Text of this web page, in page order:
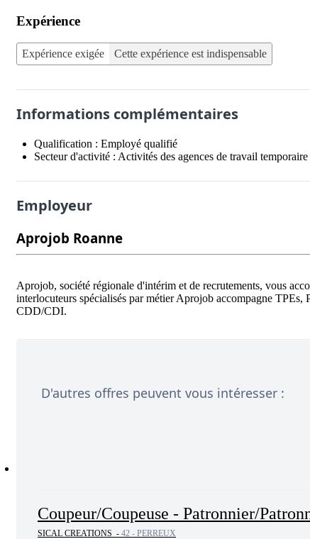
Expérience
Expérience exigée Cette expérience est indispensable
Informations complémentaires
Qualification : Employé qualifié
Secteur d'activité : Activités des agences de travail temporaire
Employeur
Aprojob Roanne
Aprojob, société régionale d'intérim et de recrutements, vous
interlocuteurs spécialisés par métier Aprojob accompagne TPEs,
D'autres offres peuvent vous intéresser :
Coupeur/Coupeuse - Patronnier/
SICAL CREATIONS - 42 - PERREUX